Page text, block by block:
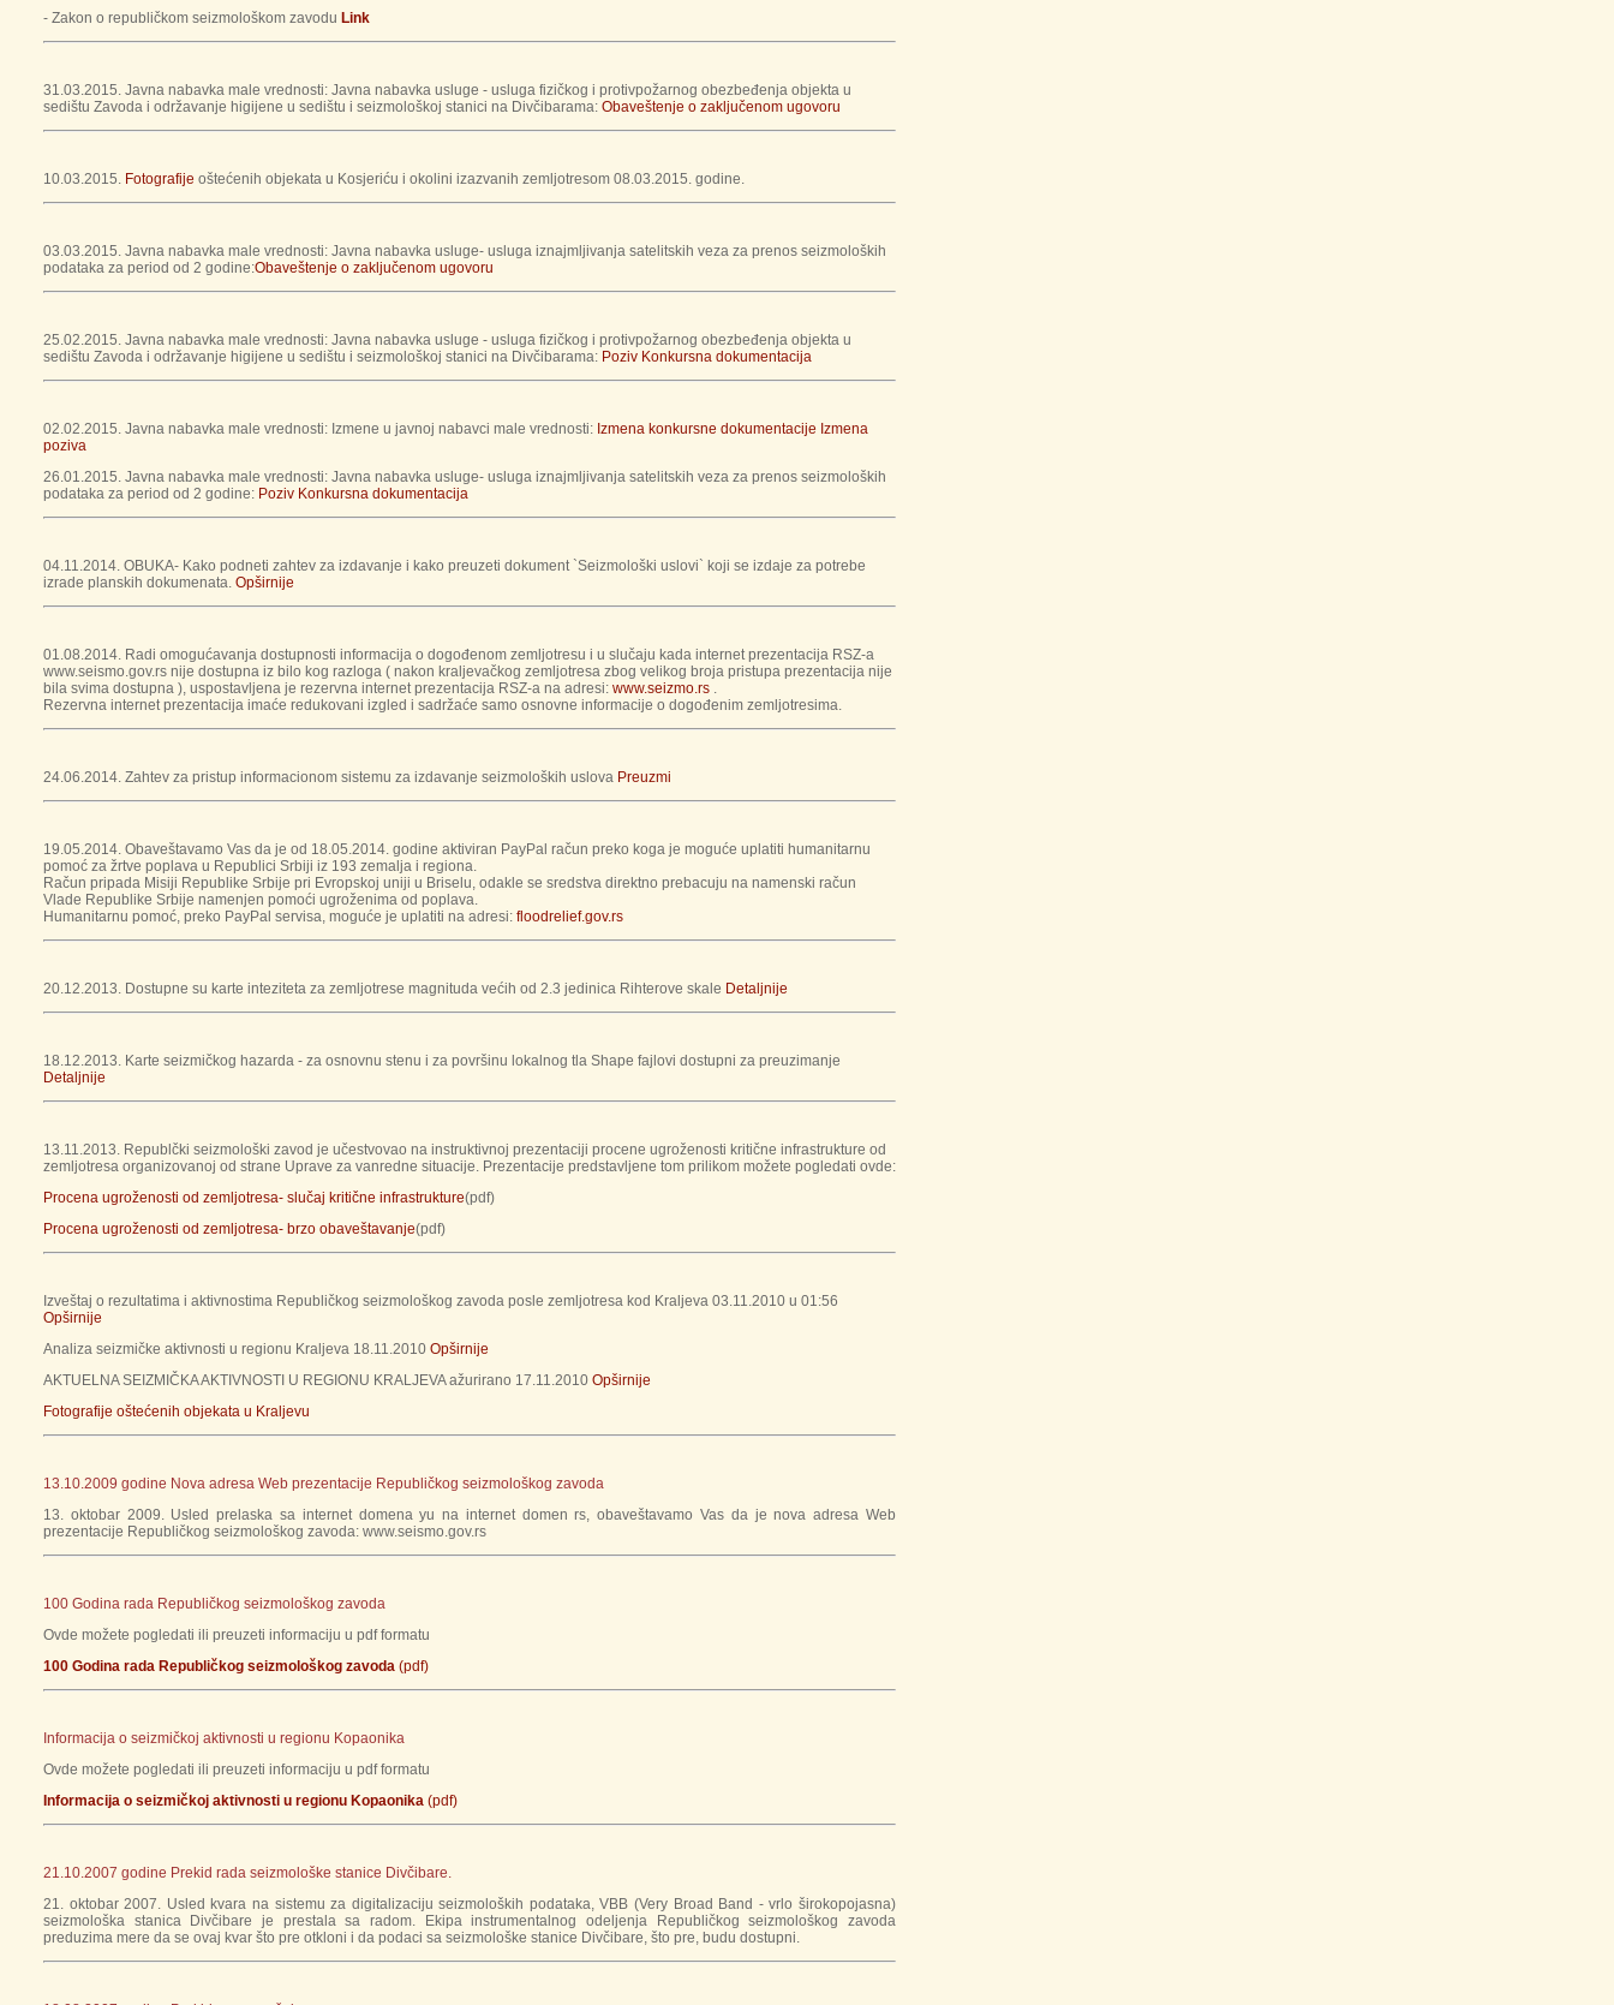
- Zakon o republičkom seizmološkom zavodu Link
31.03.2015. Javna nabavka male vrednosti: Javna nabavka usluge - usluga fizičkog i protivpožarnog obezbeđenja objekta u
sedištu Zavoda i održavanje higijene u sedištu i seizmološkoj stanici na Divčibarama: Obaveštenje o zaključenom ugovoru
10.03.2015. Fotografije oštećenih objekata u Kosjeriću i okolini izazvanih zemljotresom 08.03.2015. godine.
03.03.2015. Javna nabavka male vrednosti: Javna nabavka usluge- usluga iznajmljivanja satelitskih veza za prenos seizmoloških
podataka za period od 2 godine:Obaveštenje o zaključenom ugovoru
25.02.2015. Javna nabavka male vrednosti: Javna nabavka usluge - usluga fizičkog i protivpožarnog obezbeđenja objekta u
sedištu Zavoda i održavanje higijene u sedištu i seizmološkoj stanici na Divčibarama: Poziv Konkursna dokumentacija
02.02.2015. Javna nabavka male vrednosti: Izmene u javnoj nabavci male vrednosti: Izmena konkursne dokumentacije Izmena
poziva
26.01.2015. Javna nabavka male vrednosti: Javna nabavka usluge- usluga iznajmljivanja satelitskih veza za prenos seizmoloških
podataka za period od 2 godine: Poziv Konkursna dokumentacija
04.11.2014. OBUKA- Kako podneti zahtev za izdavanje i kako preuzeti dokument `Seizmološki uslovi` koji se izdaje za potrebe
izrade planskih dokumenata. Opširnije
01.08.2014. Radi omogućavanja dostupnosti informacija o dogođenom zemljotresu i u slučaju kada internet prezentacija RSZ-а
www.seismo.gov.rs nije dostupna iz bilo kog razloga ( nakon kraljevačkog zemljotresa zbog velikog broja pristupa prezentacija nije
bila svima dostupna ), uspostavljena je rezervna internet prezentacija RSZ-a na adresi: www.seizmo.rs .
Rezervna internet prezentacija imaće redukovani izgled i sadržaće samo osnovne informacije o dogođenim zemljotresima.
24.06.2014. Zahtev za pristup informacionom sistemu za izdavanje seizmoloških uslova Preuzmi
19.05.2014. Obaveštavamo Vas da je od 18.05.2014. godine aktiviran PayPal račun preko koga je moguće uplatiti humanitarnu
pomoć za žrtve poplava u Republici Srbiji iz 193 zemalja i regiona.
Račun pripada Misiji Republike Srbije pri Evropskoj uniji u Briselu, odakle se sredstva direktno prebacuju na namenski račun
Vlade Republike Srbije namenjen pomoći ugroženima od poplava.
Humanitarnu pomoć, preko PayPal servisa, moguće je uplatiti na adresi: floodrelief.gov.rs
20.12.2013. Dostupne su karte inteziteta za zemljotrese magnituda većih od 2.3 jedinica Rihterove skale Detaljnije
18.12.2013. Karte seizmičkog hazarda - za osnovnu stenu i za površinu lokalnog tla Shape fajlovi dostupni za preuzimanje
Detaljnije
13.11.2013. Republčki seizmološki zavod je učestvovao na instruktivnoj prezentaciji procene ugroženosti kritične infrastrukture od
zemljotresa organizovanoj od strane Uprave za vanredne situacije. Prezentacije predstavljene tom prilikom možete pogledati ovde:
Procena ugroženosti od zemljotresa- slučaj kritične infrastrukture(pdf)
Procena ugroženosti od zemljotresa- brzo obaveštavanje(pdf)
Izveštaj o rezultatima i aktivnostima Republičkog seizmološkog zavoda posle zemljotresa kod Kraljeva 03.11.2010 u 01:56
Opširnije
Analiza seizmičke aktivnosti u regionu Kraljeva 18.11.2010 Opširnije
AKTUELNA SEIZMIČKA AKTIVNOSTI U REGIONU KRALJEVA ažurirano 17.11.2010 Opširnije
Fotografije oštećenih objekata u Kraljevu
13.10.2009 godine Nova adresa Web prezentacije Republičkog seizmološkog zavoda
13. oktobar 2009. Usled prelaska sa internet domena yu na internet domen rs, obaveštavamo Vas da je nova adresa Web
prezentacije Republičkog seizmološkog zavoda: www.seismo.gov.rs
100 Godina rada Republičkog seizmološkog zavoda
Ovde možete pogledati ili preuzeti informaciju u pdf formatu
100 Godina rada Republičkog seizmološkog zavoda (pdf)
Informacija o seizmičkoj aktivnosti u regionu Kopaonika
Ovde možete pogledati ili preuzeti informaciju u pdf formatu
Informacija o seizmičkoj aktivnosti u regionu Kopaonika (pdf)
21.10.2007 godine Prekid rada seizmološke stanice Divčibare.
21. oktobar 2007. Usled kvara na sistemu za digitalizaciju seizmoloških podataka, VBB (Very Broad Band - vrlo širokopojasna)
seizmološka stanica Divčibare je prestala sa radom. Ekipa instrumentalnog odeljenja Republičkog seizmološkog zavoda
preduzima mere da se ovaj kvar što pre otkloni i da podaci sa seizmološke stanice Divčibare, što pre, budu dostupni.